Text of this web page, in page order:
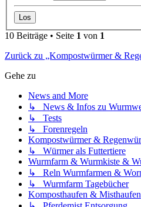
10 Beiträge • Seite 1 von 1
Zurück zu „Kompostwürmer &
Gehe zu
News and More
↳ News & Infos zu
↳ Tests
↳ Forenregeln
Kompostwürmer &
↳ Würmer als Futtertiere
Wurmfarm & Wurmkiste &
↳ Reln Wurmfarmen &
↳ Wurmfarm Tagebücher
Komposthaufen & Misthaufen